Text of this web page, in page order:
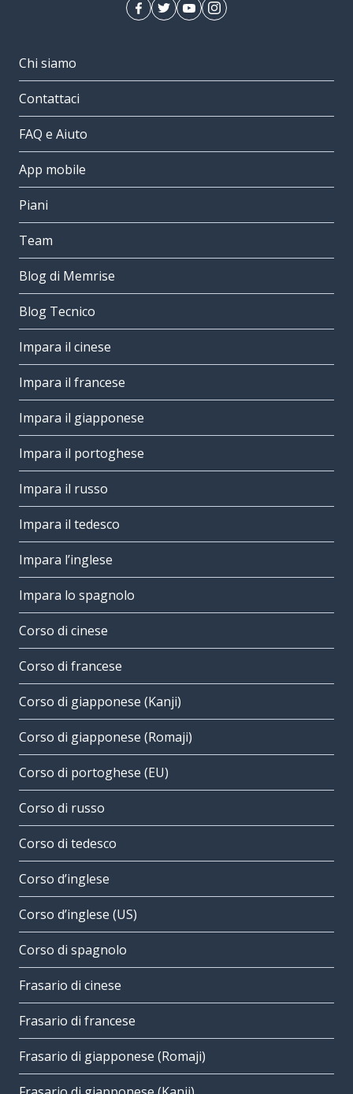
Chi siamo
Contattaci
FAQ e Aiuto
App mobile
Piani
Team
Blog di Memrise
Blog Tecnico
Impara il cinese
Impara il francese
Impara il giapponese
Impara il portoghese
Impara il russo
Impara il tedesco
Impara l’inglese
Impara lo spagnolo
Corso di cinese
Corso di francese
Corso di giapponese (Kanji)
Corso di giapponese (Romaji)
Corso di portoghese (EU)
Corso di russo
Corso di tedesco
Corso d’inglese
Corso d’inglese (US)
Corso di spagnolo
Frasario di cinese
Frasario di francese
Frasario di giapponese (Romaji)